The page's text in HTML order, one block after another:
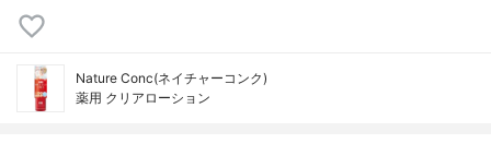
Nature Conc(ネイチャーコンク)
薬用 クリアローション